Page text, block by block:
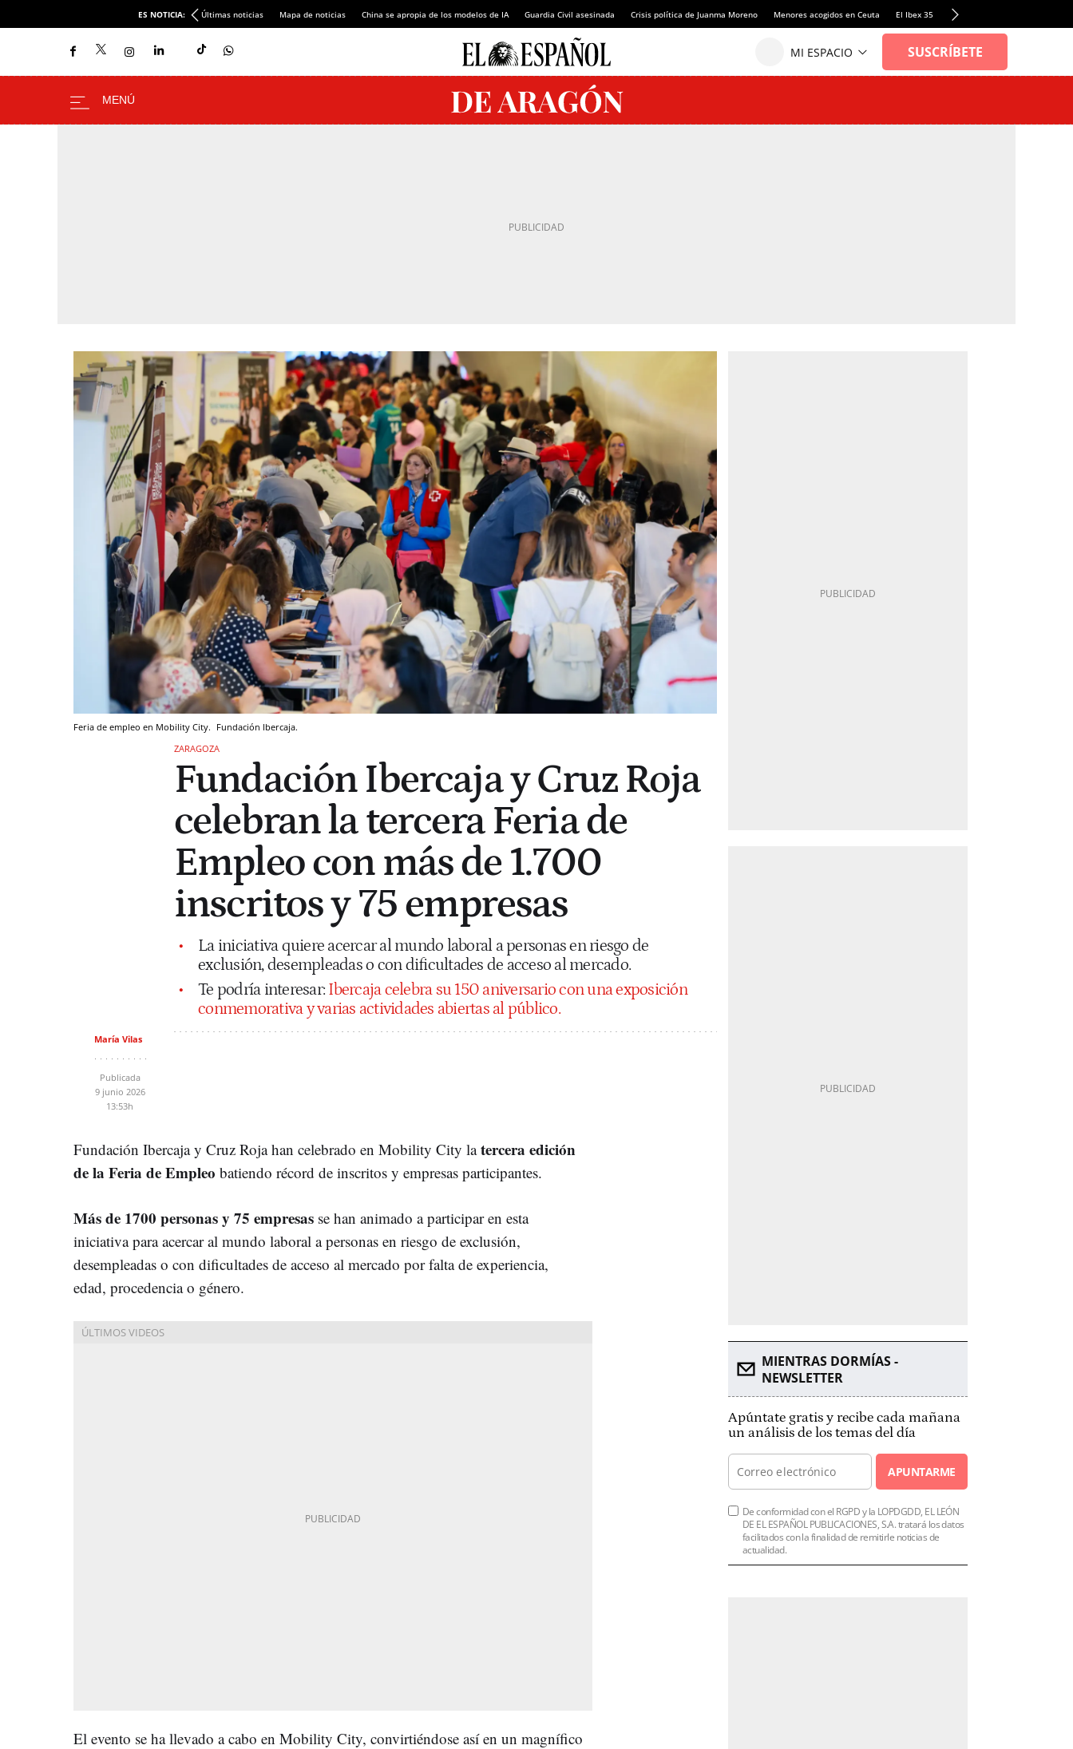
ES NOTICIA: Últimas noticias Mapa de noticias China se apropia de los modelos de IA Guardia Civil asesinada Crisis política de Juanma Moreno Menores acogidos en Ceuta El Ibex 35 Llamadas de alerta Sánchez
Feria de empleo en Mobility City. Fundación Ibercaja.
ZARAGOZA
Fundación Ibercaja y Cruz Roja
celebran la tercera Feria de
Empleo con más de 1.700
inscritos y 75 empresas
La iniciativa quiere acercar al mundo laboral a personas en riesgo de
exclusión, desempleadas o con dificultades de acceso al mercado.
Te podría interesar: Ibercaja celebra su 150 aniversario con una exposición
conmemorativa y varias actividades abiertas al público.
María Vilas
Publicada
9 junio 2026
13:53h
Fundación Ibercaja y Cruz Roja han celebrado en Mobility City latercera edición
de la Feria de Empleo batiendo récord de inscritos y empresas participantes.
Más de 1700 personas y 75 empresas se han animado a participar en esta
iniciativa para acercar al mundo laboral a personas en riesgo de exclusión,
desempleadas o con dificultades de acceso al mercado por falta de experiencia,
edad, procedencia o género.
El evento se ha llevado a cabo en Mobility City, convirtiéndose así en un magnífico
MIENTRAS DORMÍAS -
NEWSLETTER
Apúntate gratis y recibe cada mañana
un análisis de los temas del día
APUNTARME
De conformidad con el RGPD y la LOPDGDD, EL LEÓN
DE EL ESPAÑOL PUBLICACIONES, S.A. tratará los datos
facilitados con la finalidad de remitirle noticias de
actualidad.